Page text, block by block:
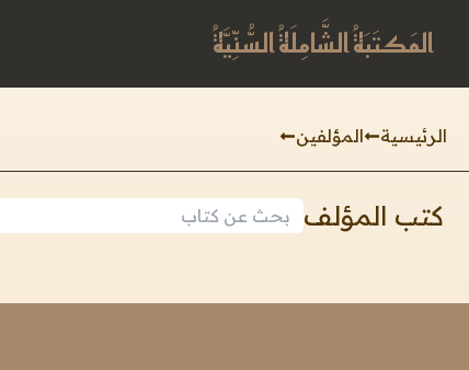
المَكتَبَةُ الشَّامِلَةُ السُّنِّيَّةُ
الرئيسية المؤلفين
كتب المؤلف